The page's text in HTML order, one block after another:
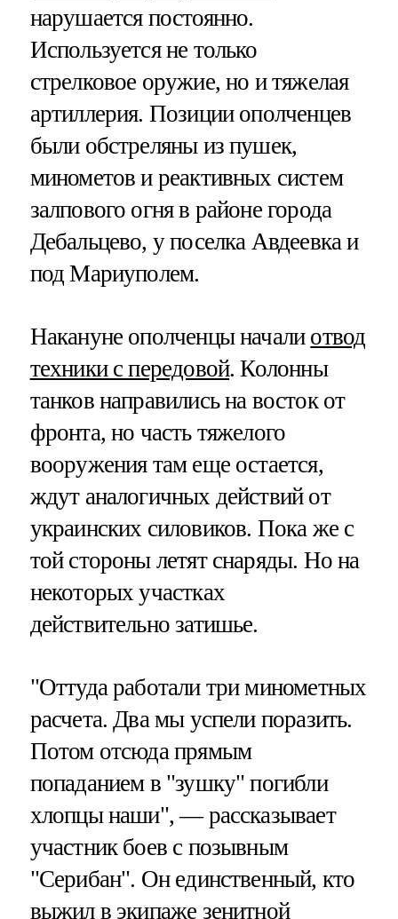
нарушается постоянно.
Используется не только
стрелковое оружие, но и тяжелая
артиллерия. Позиции ополченцев
были обстреляны из пушек,
минометов и реактивных систем
залпового огня в районе города
Дебальцево, у поселка Авдеевка и
под Мариуполем.
Накануне ополченцы начали отвод
техники с передовой. Колонны
танков направились на восток от
фронта, но часть тяжелого
вооружения там еще остается,
ждут аналогичных действий от
украинских силовиков. Пока же с
той стороны летят снаряды. Но на
некоторых участках
действительно затишье.
"Оттуда работали три минометных
расчета. Два мы успели поразить.
Потом отсюда прямым
попаданием в "зушку" погибли
хлопцы наши", — рассказывает
участник боев с позывным
"Серибан". Он единственный, кто
выжил в экипаже зенитной